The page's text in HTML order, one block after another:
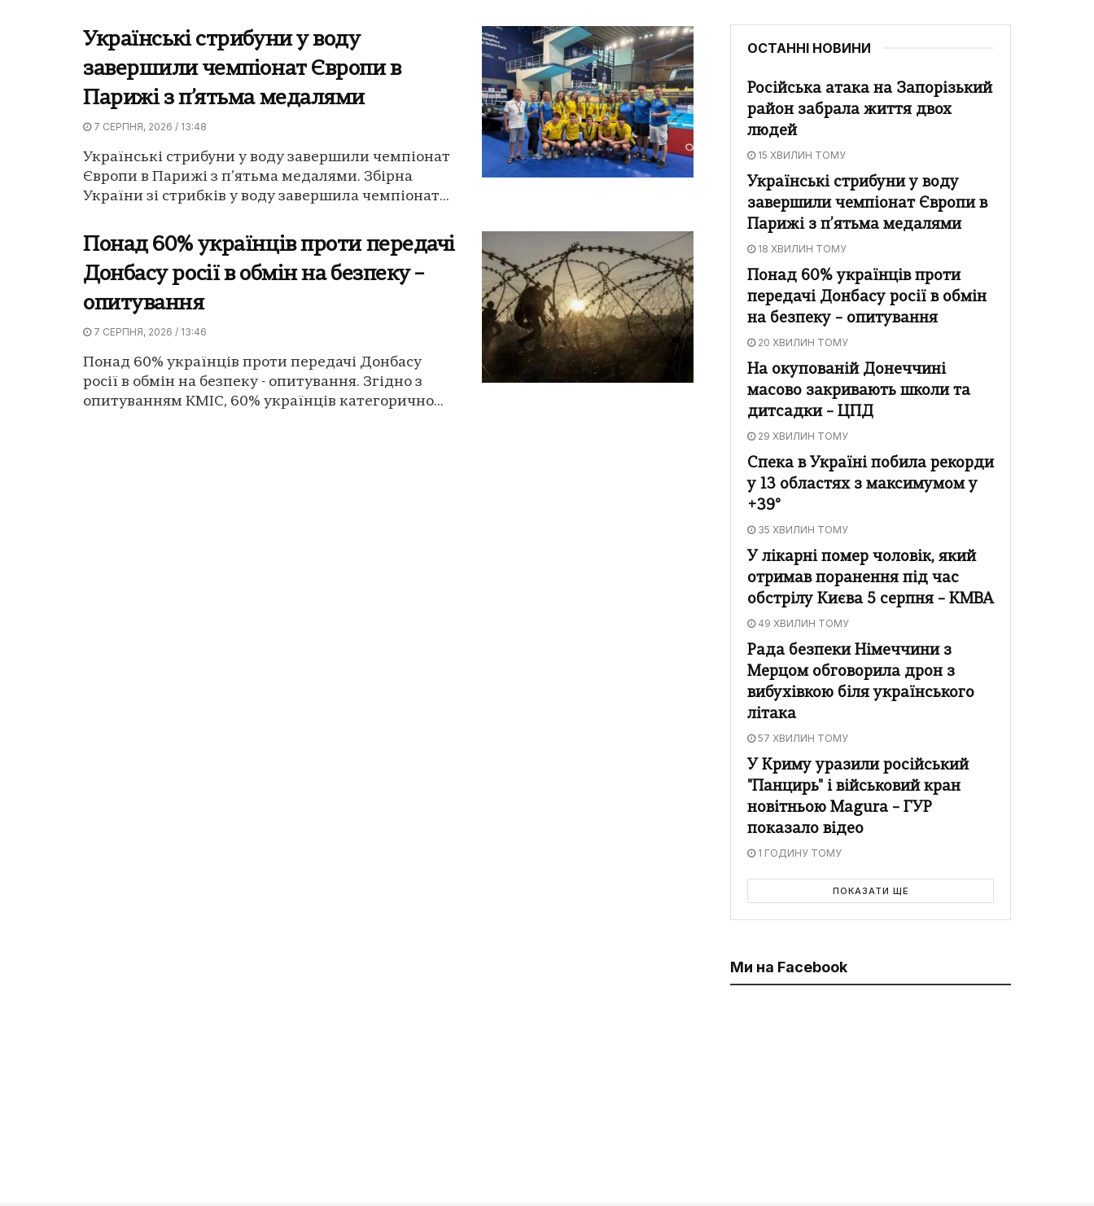
Українські стрибуни у воду
завершили чемпіонат Європи в
Парижі з п’ятьма медалями
7 СЕРПНЯ, 2026 / 13:48
Українські стрибуни у воду завершили чемпіонат
Європи в Парижі з п’ятьма медалями. Збірна
України зі стрибків у воду завершила чемпіонат...
Понад 60% українців проти передачі
Донбасу росії в обмін на безпеку –
опитування
7 СЕРПНЯ, 2026 / 13:46
Понад 60% українців проти передачі Донбасу
росії в обмін на безпеку - опитування. Згідно з
опитуванням КМІС, 60% українців категорично...
ОСТАННІ НОВИНИ
Російська атака на Запорізький
район забрала життя двох
людей
15 ХВИЛИН ТОМУ
Українські стрибуни у воду
завершили чемпіонат Європи в
Парижі з п’ятьма медалями
18 ХВИЛИН ТОМУ
Понад 60% українців проти
передачі Донбасу росії в обмін
на безпеку – опитування
20 ХВИЛИН ТОМУ
На окупованій Донеччині
масово закривають школи та
дитсадки – ЦПД
29 ХВИЛИН ТОМУ
Спека в Україні побила рекорди
у 13 областях з максимумом у
+39°
35 ХВИЛИН ТОМУ
У лікарні помер чоловік, який
отримав поранення під час
обстрілу Києва 5 серпня – КМВА
49 ХВИЛИН ТОМУ
Рада безпеки Німеччини з
Мерцом обговорила дрон з
вибухівкою біля українського
літака
57 ХВИЛИН ТОМУ
У Криму уразили російський
"Панцирь" і військовий кран
новітньою Magura – ГУР
показало відео
1 ГОДИНУ ТОМУ
ПОКАЗАТИ ЩЕ
Ми на Facebook